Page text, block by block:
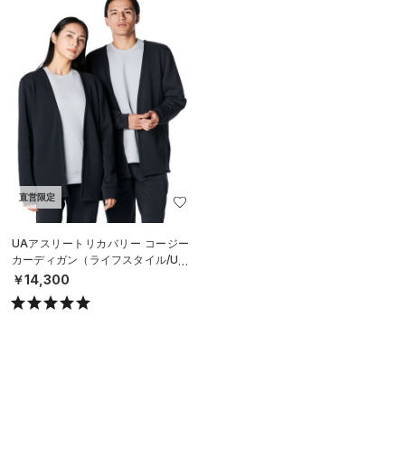
直営限定
UAアスリートリカバリー コージー
カーディガン（ライフスタイル/UNI
SEX）
￥14,300